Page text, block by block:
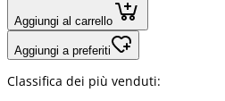
Aggiungi al carrello
Aggiungi a preferiti
Classifica dei più venduti: